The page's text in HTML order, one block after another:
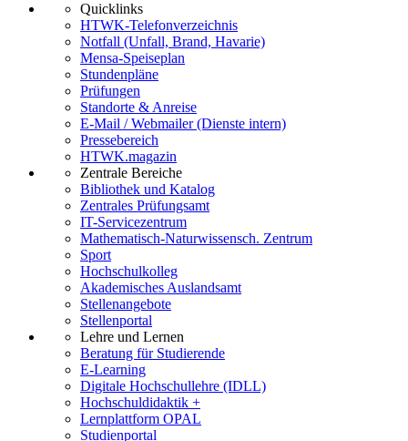
Quicklinks
HTWK-Telefonverzeichnis
Notfall (Unfall, Brand, Havarie)
Mensa-Speiseplan
Stundenpläne
Prüfungen
Standorte & Anreise
E-Mail / Webmailer (Dienste intern)
Pressebereich
HTWK.magazin
Zentrale Bereiche
Bibliothek und Katalog
Zentrales Prüfungsamt
IT-Servicezentrum
Mathematisch-Naturwissensch. Zentrum
Sport
Hochschulkolleg
Akademisches Auslandsamt
Stellenangebote
Stellenportal
Lehre und Lernen
Beratung für Studierende
E-Learning
Digitale Hochschullehre (IDLL)
Hochschuldidaktik +
Lernplattform OPAL
Studienportal